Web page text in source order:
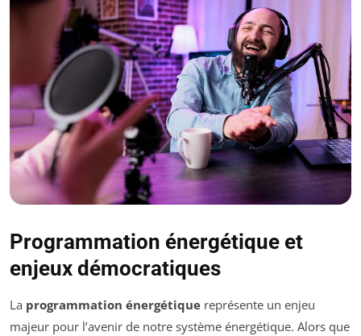
Programmation énergétique et
enjeux démocratiques
La programmation énergétique représente un enjeu
majeur pour l’avenir de notre système énergétique. Alors que